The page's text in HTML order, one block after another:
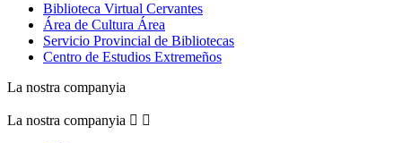
Biblioteca Virtual Cervantes
Área de Cultura Área
Servicio Provincial de Bibliotecas
Centro de Estudios Extremeños
La nostra companyia
La nostra companyia  